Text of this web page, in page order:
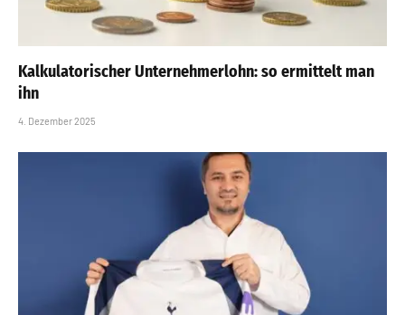
Kalkulatorischer Unternehmerlohn: so ermittelt man
ihn
4. Dezember 2025